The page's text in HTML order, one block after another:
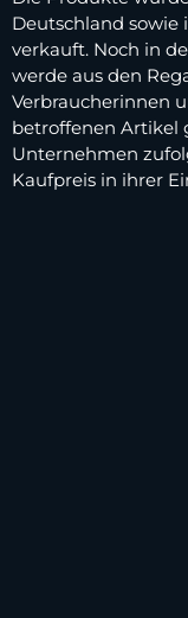
Deutschland sowie
verkauft. Noch in
werde aus den
Verbraucherinnen
betroffenen Artikel
Unternehmen
Kaufpreis in ihrer